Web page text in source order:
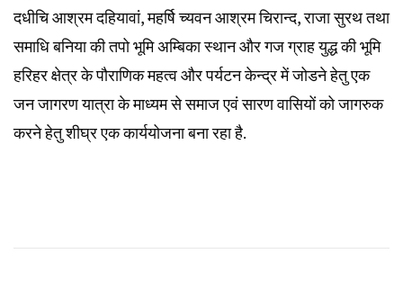
दधीचि आश्रम दहियावां, महर्षि च्यवन आश्रम चिरान्द, राजा सुरथ तथा
समाधि बनिया की तपो भूमि अम्बिका स्थान और गज ग्राह युद्ध की भूमि
हरिहर क्षेत्र के पौराणिक महत्व और पर्यटन केन्द्र में जोडने हेतु एक
जन जागरण यात्रा के माध्यम से समाज एवं सारण वासियों को जागरुक
करने हेतु शीघ्र एक कार्ययोजना बना रहा है.